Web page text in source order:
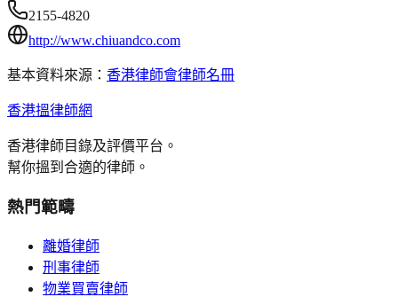
2155-4820
http://www.chiuandco.com
基本資料來源： 香港律師會律師名冊
香港搵律師網
香港律師目錄及評價平台。
幫你搵到合適的律師。
熱門範疇
離婚律師
刑事律師
物業買賣律師